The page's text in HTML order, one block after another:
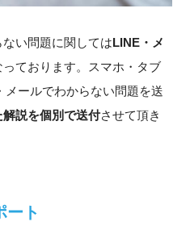
い問題に関してはLINE・メ
っております。スマホ・タブ
メールでわからない問題を送
説を個別で送付させて頂き
ート